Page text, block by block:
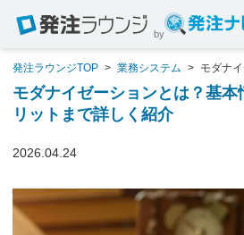
by
発注ラウンジTOP > 業務システム > モダナ
ら具体的なメリットまで詳しく紹介
モダナイゼーションとは？基本
リットまで詳しく紹介
2026.04.24